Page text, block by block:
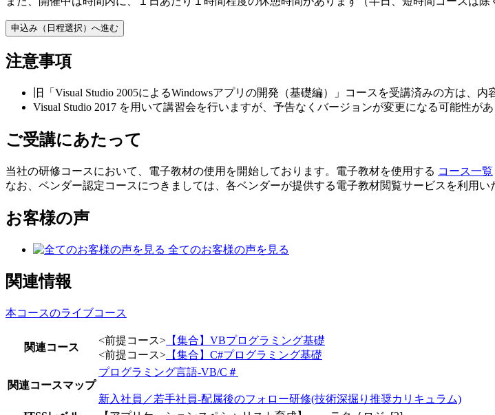
申込み（日程選択）へ進む
注意事項
旧「Visual Studio 2005によるWindowsアプリの開発（基礎編）」コースを受講済みの方は、
Visual Studio 2017 を用いて講習会を行いますが、予告なくバージョンが変更になる可能性があ
ご受講にあたって
当社の研修コースにおいて、電子教材の使用を開始しております。電子教材を使用する コース一覧
なお、ベンダー認定コースにつきましては、各ベンダーが提供する電子教材閲覧サービスを利用
お客様の声
全てのお客様の声を見る
関連情報
本コースのライブコース
関連コース
<前提コース> 【集合】VBプログラミング基礎
<前提コース> 【集合】C#プログラミング基礎
関連コースマップ
プログラミング言語-VB/C＃
新入社員／若手社員-配属後のフォロー研修(技術深掘り推奨カリキュラム)